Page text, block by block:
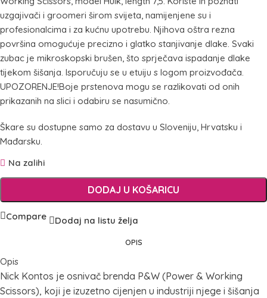
uzgajivači i groomeri širom svijeta, namijenjene su i
profesionalcima i za kućnu upotrebu. Njihova oštra rezna
površina omogućuje precizno i glatko stanjivanje dlake. Svaki
zubac je mikroskopski brušen, što sprječava ispadanje dlake
tijekom šišanja. Isporučuju se u etuiju s logom proizvođača.
UPOZORENJE!Boje prstenova mogu se razlikovati od onih
prikazanih na slici i odabiru se nasumično.
Škare su dostupne samo za dostavu u Sloveniju, Hrvatsku i
Mađarsku.
Na zalihi
DODAJ U KOŠARICU
Compare Dodaj na listu želja
OPIS
Opis
Nick Kontos je osnivač brenda P&W (Power & Working
Scissors), koji je izuzetno cijenjen u industriji njege i šišanja